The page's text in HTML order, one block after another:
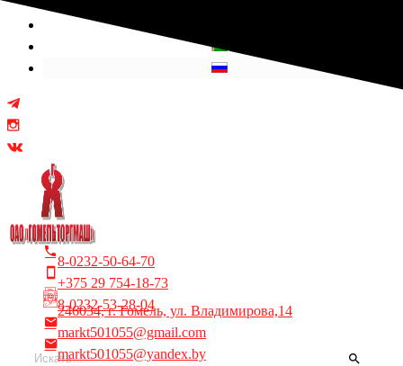
Выберите язык
8-0232-50-64-70
+375 29 754-18-73
8-0232-53-28-04
246034, г. Гомель, ул. Владимирова,14
markt501055@gmail.com
markt501055@yandex.by